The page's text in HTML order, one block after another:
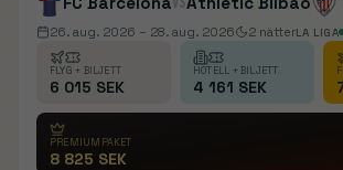
26. aug. 2026 – 28. aug. 2026 2 nätterLA LIGA
FLYG + BILJETT
6 015 SEK
HOTELL + BILJETT
4 161 SEK
PREMIUMPAKET
8 825 SEK